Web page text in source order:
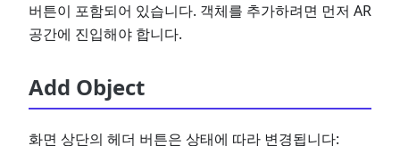
버튼이 포함되어 있습니다. 객체를 추가하려면 먼저 AR
공간에 진입해야 합니다.
Add Object
화면 상단의 헤더 버튼은 상태에 따라 변경됩니다: